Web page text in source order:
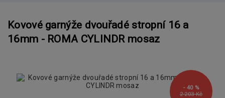
Kovové garnýže dvouřadé stropní 16 a
16mm - ROMA CYLINDR mosaz
2 203 Kč
- 40 %